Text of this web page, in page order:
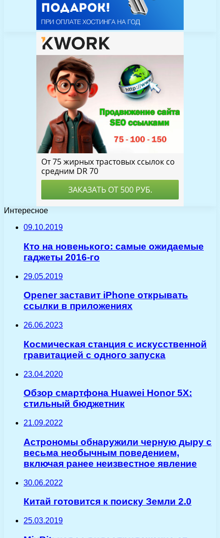
Интересное
09.10.2019
Кто на новенького: самые ожидаемые
гаджеты 2016-го
29.05.2019
Opener заставит iPhone открывать
ссылки в приложениях
26.06.2023
Космическая станция с искусственной
гравитацией с одного запуска
23.04.2020
Обзор смартфона Huawei Honor 5X:
стильный бюджетник
21.09.2022
Астрономы обнаружили черную дыру с
весьма необычным поведением,
включая ранее неизвестное явление
30.06.2022
Китай готовится к поиску Земли 2.0
25.03.2019